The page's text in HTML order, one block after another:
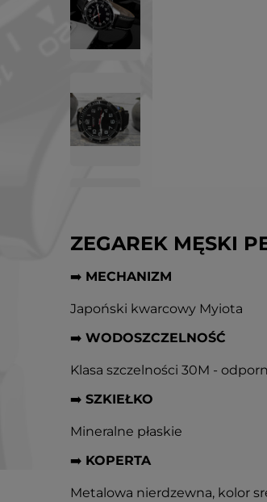
ZEGAREK MĘSKI
➡️ MECHANIZM
Japoński kwarcowy Myiota
➡️ WODOSZCZELNOŚĆ
Klasa szczelności 30M -
➡️ SZKIEŁKO
Mineralne płaskie
➡️ KOPERTA
Metalowa nierdzewna, kolor